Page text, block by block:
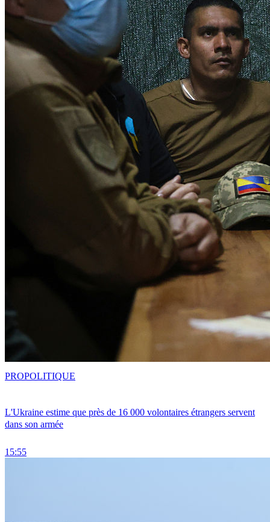
L'Ukraine estime que près de 16 000 volontaires étrangers servent
dans son armée
15:55
PROPOLITIQUE